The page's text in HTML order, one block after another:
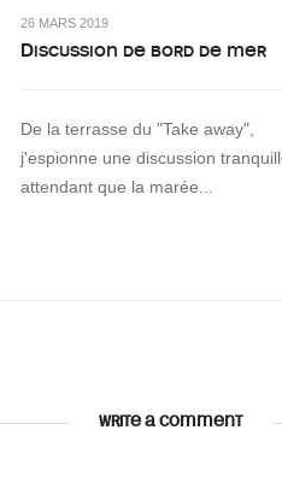
26 MARS 2019
Discussion de bord de mer
De la terrasse du "Take away",
j'espionne une discussion
attendant que la marée...
WRITE A COMMENT